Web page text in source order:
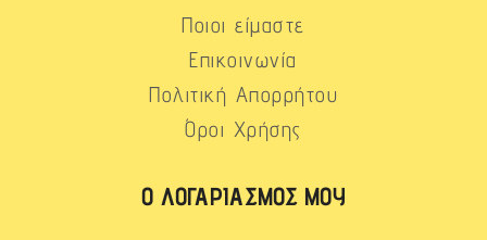
Ποιοι είμαστε
Επικοινωνία
Πολιτική Απορρήτου
Όροι Χρήσης
Ο ΛΟΓΑΡΙΑΣΜΌΣ ΜΟΥ